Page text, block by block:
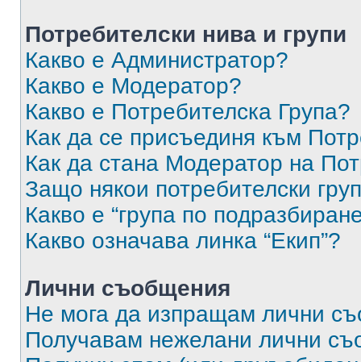
Потребителски нива и групи
Какво е Администратор?
Какво е Модератор?
Какво е Потребителска Група?
Как да се присъединя към
Как да стана Модератор на
Защо някои потребителски
Какво е “група по
Какво означава линка “Екип”?
Лични съобщения
Не мога да изпращам лични
Получавам нежелани лични